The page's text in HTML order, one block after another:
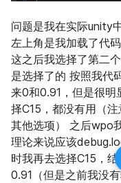
问题是我在实际unity
左上角是我加载了代
这之后我选择了第二
是选择了的 按照我代
来0和0.91，但是很明
择C15，都没有用（
其他选项） 之后wpo
理论来说应该
时我再去选择C15，
0.91（但是之前我没